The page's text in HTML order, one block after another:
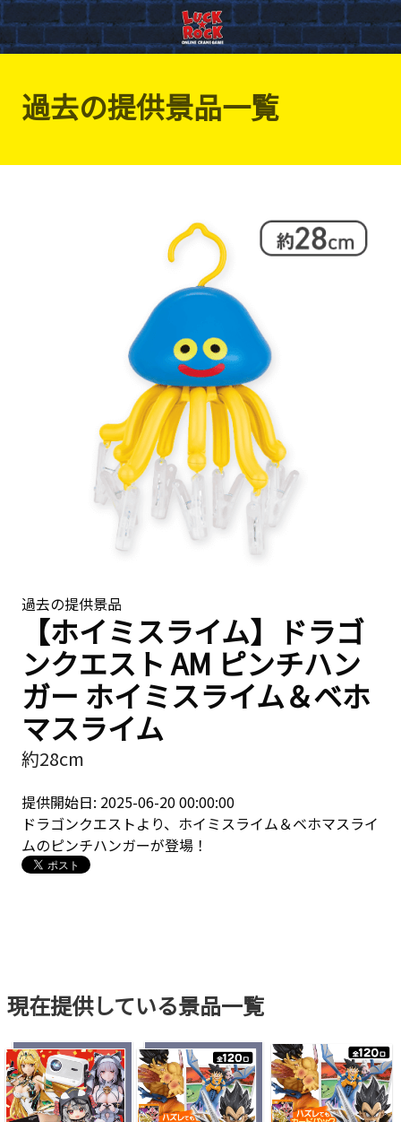
過去の提供景品一覧
過去の提供景品
【ホイミスライム】ドラゴ
ンクエスト AM ピンチハン
ガー ホイミスライム＆ベホ
マスライム
約28cm
提供開始日: 2025-06-20 00:00:00
ドラゴンクエストより、ホイミスライム＆ベホマスライ
ムのピンチハンガーが登場！
現在提供している景品一覧